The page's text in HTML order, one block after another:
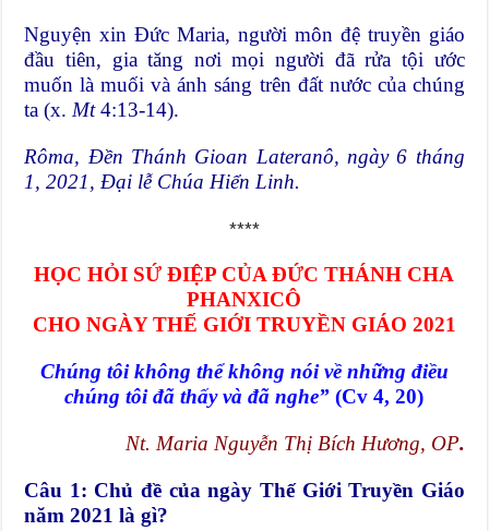
Nguyện xin Đức Maria, người môn đệ truyền giáo
đầu tiên, gia tăng nơi mọi người đã rửa tội ước
muốn là muối và ánh sáng trên đất nước của chúng
ta (x. Mt4:13-14).
Rôma, Đền Thánh Gioan Lateranô, ngày 6 tháng
1, 2021, Đại lễ Chúa Hiển Linh.
****
HỌC HỎI SỨ ĐIỆP CỦA ĐỨC THÁNH CHA
PHANXICÔ
CHO NGÀY THẾ GIỚI TRUYỀN GIÁO 2021
Chúng tôi không thể không nói về những điều
chúng tôi đã thấy và đã nghe” (Cv 4, 20)
Nt. Maria Nguyễn Thị Bích Hương, OP.
Câu 1: Chủ đề của ngày Thế Giới Truyền Giáo
năm 2021 là gì?